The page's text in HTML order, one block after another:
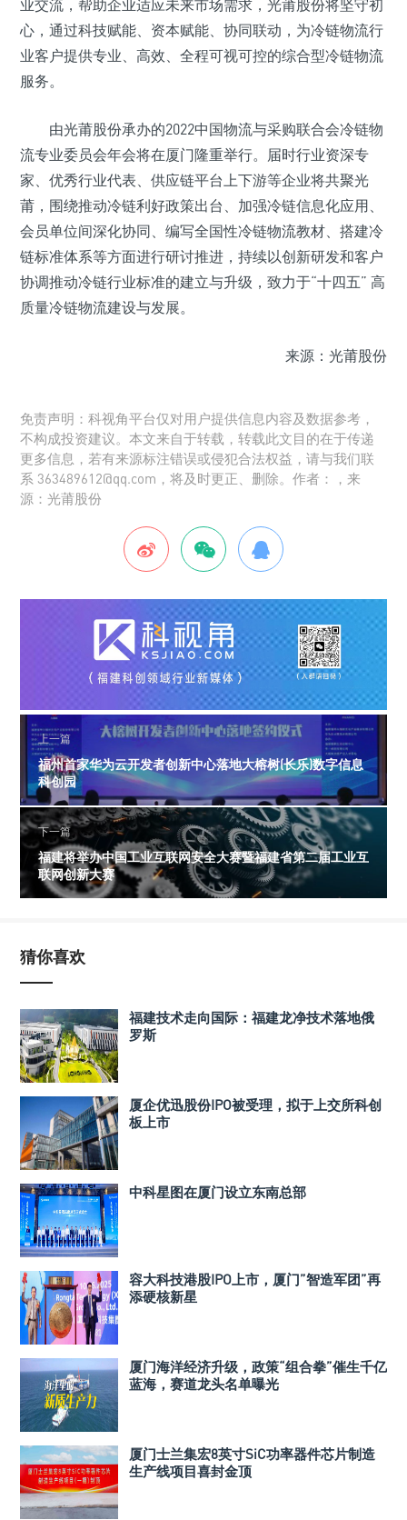
业交流，帮助企业适应未来市场需求，光莆股份将坚守初
心，通过科技赋能、资本赋能、协同联动，为冷链物流行
业客户提供专业、高效、全程可视可控的综合型冷链物流
服务。
由光莆股份承办的2022中国物流与采购联合会冷链物
流专业委员会年会将在厦门隆重举行。届时行业资深专
家、优秀行业代表、供应链平台上下游等企业将共聚光
莆，围绕推动冷链利好政策出台、加强冷链信息化应用、
会员单位间深化协同、编写全国性冷链物流教材、搭建冷
链标准体系等方面进行研讨推进，持续以创新研发和客户
协调推动冷链行业标准的建立与升级，致力于“十四五” 高
质量冷链物流建设与发展。
来源：光莆股份
免责声明：科视角平台仅对用户提供信息内容及数据参考，
不构成投资建议。本文来自于转载，转载此文目的在于传递
更多信息，若有来源标注错误或侵犯合法权益，请与我们联
系 363489612@qq.com，将及时更正、删除。作者：，来
源：光莆股份
上一篇
福州首家华为云开发者创新中心落地大榕树(长乐)数字信息
科创园
下一篇
福建将举办中国工业互联网安全大赛暨福建省第二届工业互
联网创新大赛
猜你喜欢
福建技术走向国际：福建龙净技术落地俄
罗斯
厦企优迅股份IPO被受理，拟于上交所科创
板上市
中科星图在厦门设立东南总部
容大科技港股IPO上市，厦门”智造军团”再
添硬核新星
厦门海洋经济升级，政策“组合拳”催生千亿
蓝海，赛道龙头名单曝光
厦门士兰集宏8英寸SiC功率器件芯片制造
生产线项目喜封金顶